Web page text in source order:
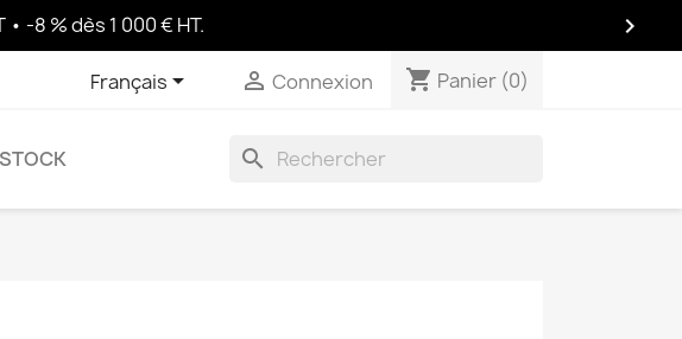
-8 % dès 1 000 € HT. 
Français  Connexion shopping_cart Panier (0)
search
shopping_cartPanier(0)